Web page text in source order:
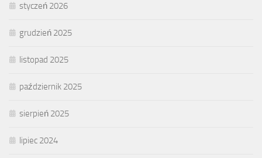
styczeń 2026
grudzień 2025
listopad 2025
październik 2025
sierpień 2025
lipiec 2024